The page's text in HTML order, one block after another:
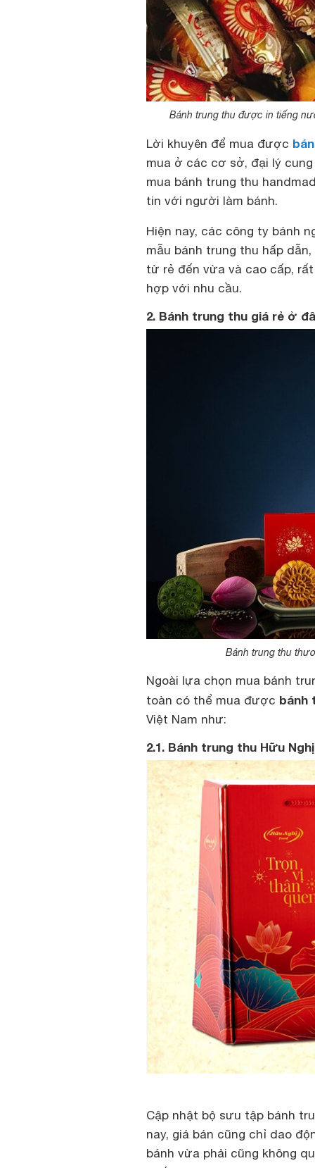
Bánh trung thu được in tiếng
Lời khuyên để mua được
mua ở các cơ sở, đại lý
mua bánh trung thu
tin với người làm bánh.
Hiện nay, các công ty bánh
mẫu bánh trung thu hấp
từ rẻ đến vừa và cao cấp,
hợp với nhu cầu.
2. Bánh trung thu giá rẻ ở
Bánh trung thu
Ngoài lựa chọn mua bánh
toàn có thể mua được bánh
Việt Nam như:
2.1. Bánh trung thu Hữu Nghị
Cập nhật bộ sưu tập bánh
nay, giá bán cũng chỉ dao
bánh vừa phải cũng không